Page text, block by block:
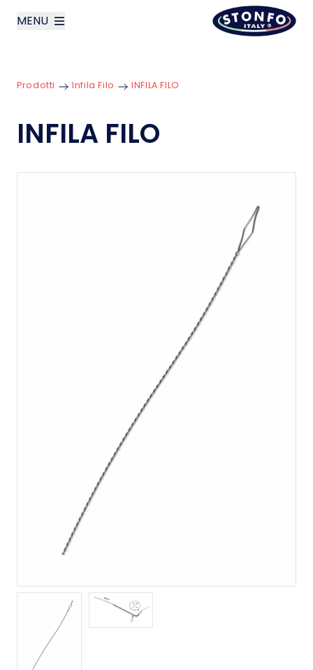
MENU
Prodotti
Prodotti Infila Filo INFILA FILO
INFILA FILO